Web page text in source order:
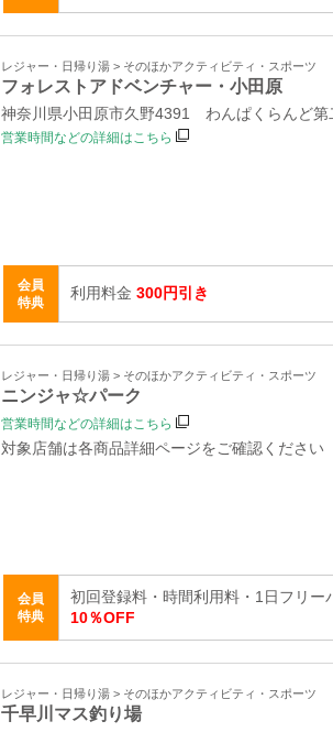
レジャー・日帰り湯 > そのほかアクティビティ・スポーツ
フォレストアドベンチャー・小田原
神奈川県小田原市久野4391 わんぱくらんど第
営業時間などの詳細はこちら
会員
特典
利用料金 300円引き
レジャー・日帰り湯 > そのほかアクティビティ・スポーツ
ニンジャ☆パーク
営業時間などの詳細はこちら
対象店舗は各商品詳細ページをご確認ください
会員
特典
初回登録料・時間利用料・1日フリー
10％OFF
レジャー・日帰り湯 > そのほかアクティビティ・スポーツ
千早川マス釣り場